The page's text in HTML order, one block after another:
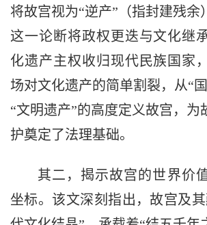
将故宫视为“逆产”（指封建残余
这一论断将政权更迭与文化继
化遗产主权收归现代民族国家
场对文化遗产的简单割裂，从“
“文明遗产”的高度定义故宫，为
护奠定了法理基础。
其二，揭示故宫的世界价
坐标。该文深刻指出，故宫及